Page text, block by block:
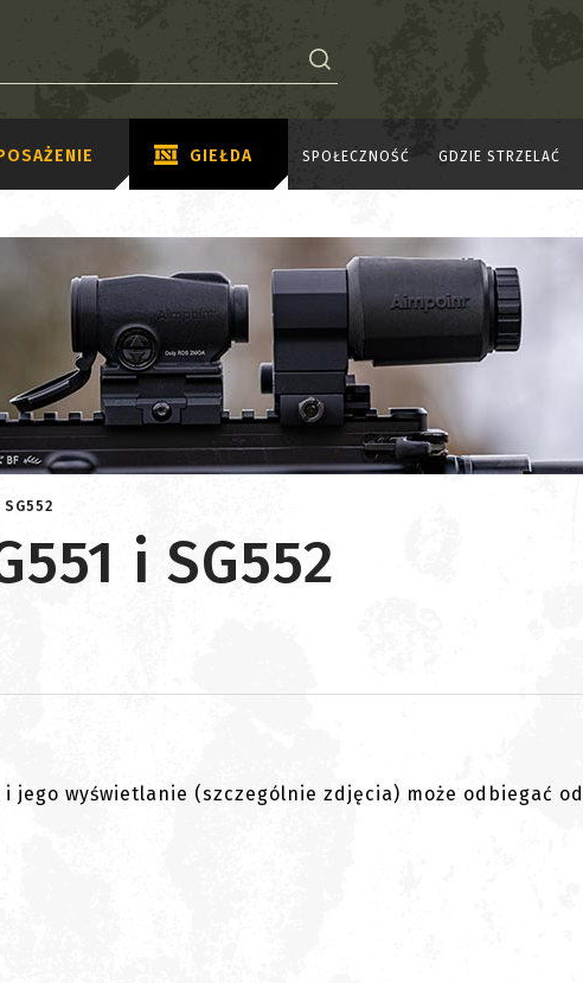
GIEŁDA SPOŁECZNOŚĆ GDZIE STRZELAĆ
SG552
i SG552
wyświetlanie (szczególnie zdjęcia) może odbiegać od